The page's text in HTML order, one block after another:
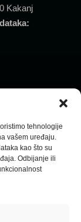
tehnologije
vašem uređaju.
kao što su
Odbijanje ili
Kakanj
od odgovornosti